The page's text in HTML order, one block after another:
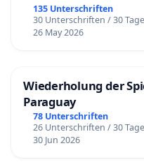
135 Unterschriften
30 Unterschriften / 30 Tage
26 May 2026
Wiederholung der
Paraguay
78 Unterschriften
26 Unterschriften / 30 Tage
30 Jun 2026